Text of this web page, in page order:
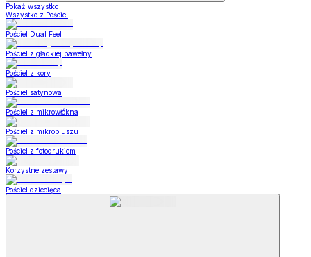
Pokaż wszystko
Wszystko z Pościel
Pościel Dual Feel
Pościel z gładkiej bawełny
Pościel z kory
Pościel satynowa
Pościel z mikrowłókna
Pościel z mikropluszu
Pościel z fotodrukiem
Korzystne zestawy
Pościel dziecięca